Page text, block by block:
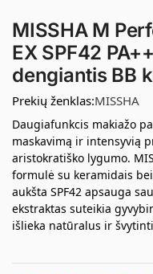
MISSHA M
EX SPF42
dengiantis BB
Prekių ženklas:MISSHA
Daugiafunkcis makiažo
maskavimą ir intensyvią
aristokratiško lygumo.
formulė su keramidais
aukšta SPF42 apsauga
ekstraktas suteikia
išlieka natūralus ir